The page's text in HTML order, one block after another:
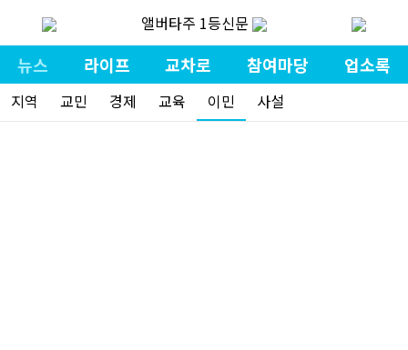
앨버타주 1등신문
뉴스 라이프 교차로 참여마당 업소록
지역 교민 경제 교육 이민 사설